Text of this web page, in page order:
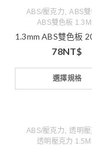
ABS/壓克力 ,ABS
ABS雙色板
1.3mm ABS雙色板
78NT$
選擇規格
ABS/壓克力 ,透明壓
透明壓克力